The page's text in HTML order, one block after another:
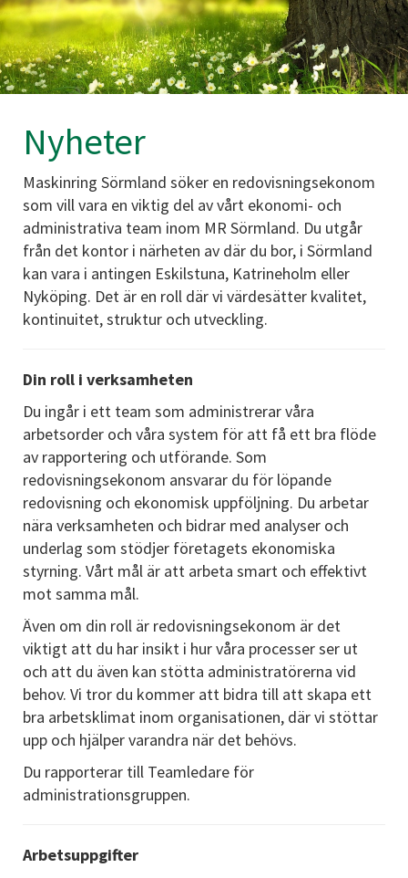
Nyheter
Maskinring Sörmland söker en redovisningsekonom
som vill vara en viktig del av vårt ekonomi- och
administrativa team inom MR Sörmland. Du utgår
från det kontor i närheten av där du bor, i Sörmland
kan vara i antingen Eskilstuna, Katrineholm eller
Nyköping. Det är en roll där vi värdesätter kvalitet,
kontinuitet, struktur och utveckling.
Din roll i verksamheten
Du ingår i ett team som administrerar våra
arbetsorder och våra system för att få ett bra flöde
av rapportering och utförande. Som
redovisningsekonom ansvarar du för löpande
redovisning och ekonomisk uppföljning. Du arbetar
nära verksamheten och bidrar med analyser och
underlag som stödjer företagets ekonomiska
styrning. Vårt mål är att arbeta smart och effektivt
mot samma mål.
Även om din roll är redovisningsekonom är det
viktigt att du har insikt i hur våra processer ser ut
och att du även kan stötta administratörerna vid
behov. Vi tror du kommer att bidra till att skapa ett
bra arbetsklimat inom organisationen, där vi stöttar
upp och hjälper varandra när det behövs.
Du rapporterar till Teamledare för
administrationsgruppen.
Arbetsuppgifter